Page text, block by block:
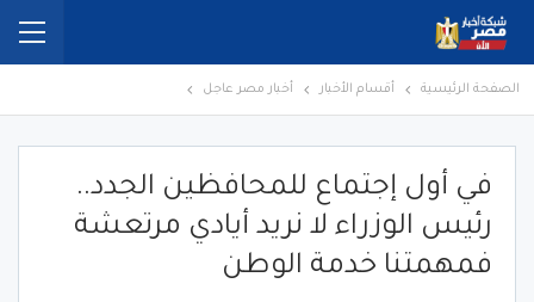
الصفحة الرئيسية أقسام الأخبار أخبار مصر عاجل
في أول إجتماع للمحافظين الجدد..
رئيس الوزراء لا نريد أيادي مرتعشة
فمهمتنا خدمة الوطن